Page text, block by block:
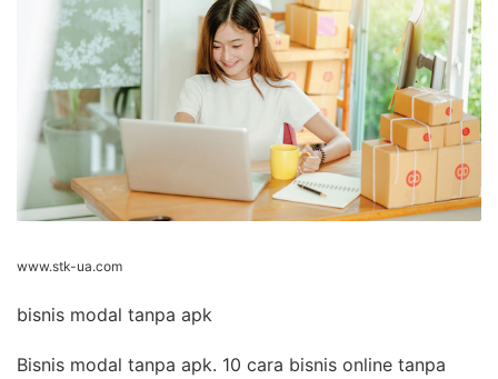
www.stk-ua.com
bisnis modal tanpa apk
Bisnis modal tanpa apk. 10 cara bisnis online tanpa